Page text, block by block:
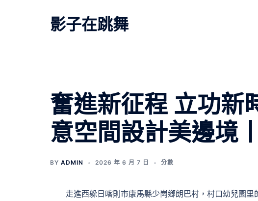
影子在跳舞
奮進新征程 立功新
意空間設計美邊境
BY ADMIN 2026 年 6 月 7 日 分數
走進西躲日喀則市康馬縣少崗鄉朗巴村，村口幼兒園